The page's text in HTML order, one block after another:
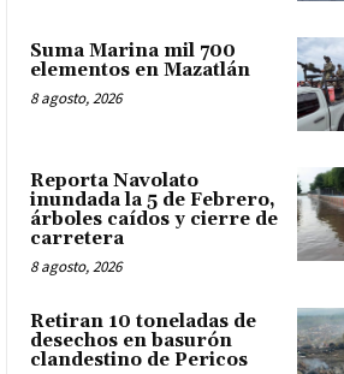
Suma Marina mil 700
elementos en Mazatlán
8 agosto, 2026
Reporta Navolato
inundada la 5 de Febrero,
árboles caídos y cierre de
carretera
8 agosto, 2026
Retiran 10 toneladas de
desechos en basurón
clandestino de Pericos